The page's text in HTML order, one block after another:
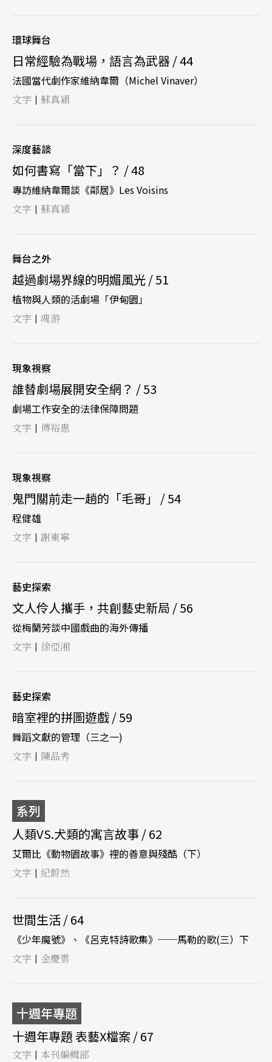
環球舞台
日常經驗為戰場，語言為武器 / 44
法國當代劇作家維納韋爾（Michel Vinaver）
文字 | 蘇真穎
深度藝談
如何書寫「當下」？ / 48
專訪維納韋爾談《鄰居》Les Voisins
文字 | 蘇真穎
舞台之外
越過劇場界線的明媚風光 / 51
植物與人類的活劇場「伊甸園」
文字 | 魂游
現象視察
誰替劇場展開安全網？ / 53
劇場工作安全的法律保障問題
文字 | 傅裕惠
現象視察
鬼門關前走一趟的「毛哥」 / 54
程健雄
文字 | 謝東寧
藝史探索
文人伶人攜手，共創藝史新局 / 56
從梅蘭芳談中國戲曲的海外傳播
文字 | 徐亞湘
藝史探索
暗室裡的拼圖遊戲 / 59
舞蹈文獻的管理（三之一)
文字 | 陳品秀
系列
人類VS.犬類的寓言故事 / 62
艾爾比《動物園故事》裡的善意與殘酷（下）
文字 | 紀蔚然
世間生活 / 64
《少年魔號》、《呂克特詩歌集》──馬勒的歌(三）下
文字 | 金慶雲
十週年專題
十週年專題 表藝X檔案 / 67
文字 | 本刊編輯部